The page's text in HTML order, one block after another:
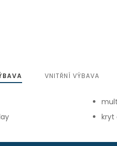
VNITŘNÍ VÝBAVA
kryt